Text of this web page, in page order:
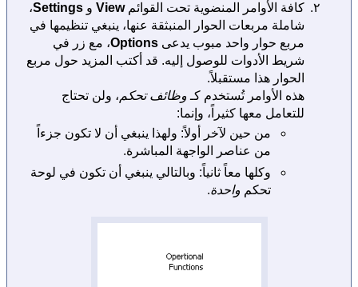
كافة الأوامر المنضوية تحت القوائمViewو Settings،
شاملة مربعات الحوار المنبثقة عنها، ينبغي تنظيمها في
مربع حوار واحد مبوب يدعى Options، مع زر في
شريط الأدوات للوصول إليه. قد أكتب المزيد حول مربع
الحوار هذا مستقبلاً.
هذه الأوامر تُستخدم كـ وظائف تحكم، ولن تحتاج
للتعامل معها كثيراً، وإنما:
من حين لآخر أولاً: ولهذا ينبغي أن لا تكون جزءاً
من عناصر الواجهة المباشرة.
وكلها معاً ثانياً: وبالتالي ينبغي أن تكون في لوحة
تحكم واحدة.